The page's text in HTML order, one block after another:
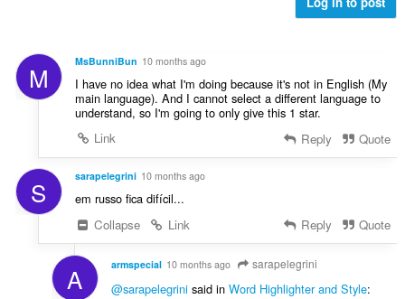
ห
ด
:
M MsBunniBun 10 months ago
I have no idea what I'm doing because it's not in English (My
main language). And I cannot select a different language to
understand, so I'm going to only give this 1 star.
Link
Reply Quote
S sarapelegrini 10 months ago
em russo fica difícil...
Collapse
Link Reply Quote
A armspecial 10 months ago sarapelegrini
@sarapelegrini said in Word Highlighter and Style: